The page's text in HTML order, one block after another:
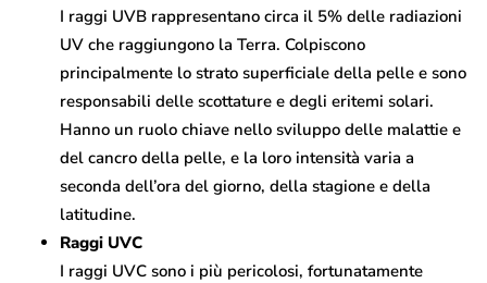
I raggi UVB rappresentano circa il 5% delle radiazioni
UV che raggiungono la Terra. Colpiscono
principalmente lo strato superficiale della pelle e sono
responsabili delle scottature e degli eritemi solari.
Hanno un ruolo chiave nello sviluppo delle malattie e
del cancro della pelle, e la loro intensità varia a
seconda dell’ora del giorno, della stagione e della
latitudine.
Raggi UVC
I raggi UVC sono i più pericolosi, fortunatamente